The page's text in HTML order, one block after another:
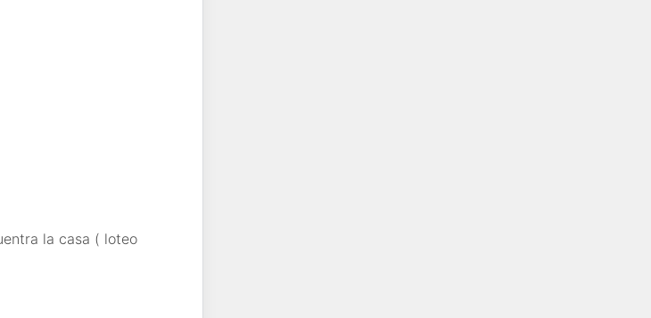
la casa ( loteo